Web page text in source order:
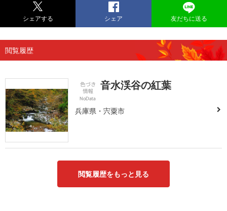
シェアする シェア 友だちに送る
閲覧履歴
音水渓谷の紅葉
兵庫県・宍粟市
閲覧履歴をもっと見る